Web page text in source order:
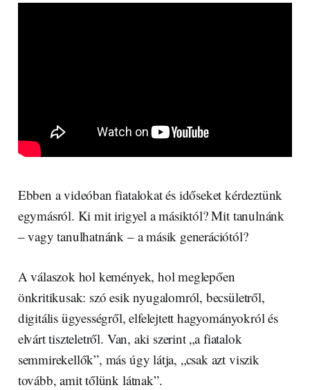
Ebben a videóban fiatalokat és időseket kérdeztünk
egymásról. Ki mit irigyel a másiktól? Mit tanulnánk
– vagy tanulhatnánk – a másik generációtól?
A válaszok hol kemények, hol meglepően
önkritikusak: szó esik nyugalomról, becsületről,
digitális ügyességről, elfelejtett hagyományokról és
elvárt tiszteletről. Van, aki szerint „a fiatalok
semmirekellők”, más úgy látja, „csak azt viszik
tovább, amit tőlünk látnak”.